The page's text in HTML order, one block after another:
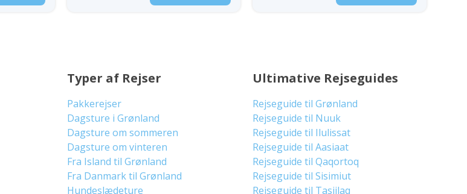
Typer af Rejser
Pakkerejser
Dagsture i Grønland
Dagsture om sommeren
Dagsture om vinteren
Fra Island til Grønland
Fra Danmark til Grønland
Hundeslædeture
Ultimative Rejseguides
Rejseguide til Grønland
Rejseguide til Nuuk
Rejseguide til Ilulissat
Rejseguide til Aasiaat
Rejseguide til Qaqortoq
Rejseguide til Sisimiut
Rejseguide til Tasiilaq